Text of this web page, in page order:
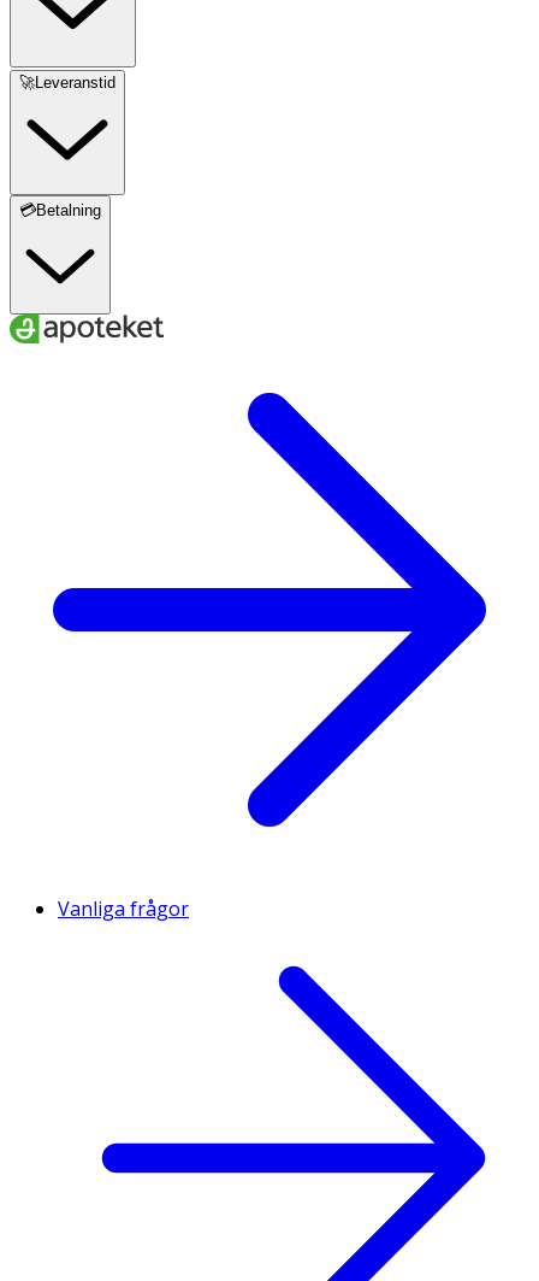
🚀Leveranstid
💳Betalning
Vanliga frågor